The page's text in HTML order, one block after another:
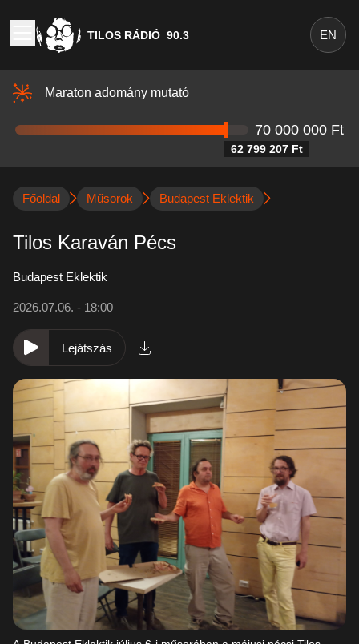
TILOS RÁDIÓ 90.3 EN
Maraton adomány mutató
62 799 207 Ft
70 000 000 Ft
Főoldal Műsorok Budapest Eklektik
Tilos Karaván Pécs
Budapest Eklektik
2026.07.06. - 18:00
Lejátszás